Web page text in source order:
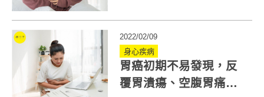
2022/02/09
身心疾病
胃癌初期不易發現，反
覆胃潰瘍、空腹胃痛可